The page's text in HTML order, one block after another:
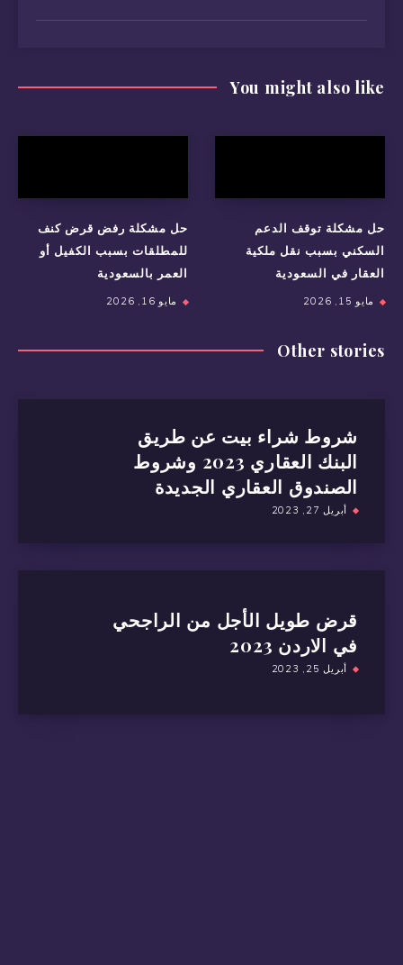
You might also like
حل مشكلة رفض قرض كنف
للمطلقات بسبب الكفيل أو
العمر بالسعودية
مايو 16, 2026
حل مشكلة توقف الدعم
السكني بسبب نقل ملكية
العقار في السعودية
مايو 15, 2026
Other stories
شروط شراء بيت عن طريق
البنك العقاري 2023 وشروط
الصندوق العقاري الجديدة
أبريل 27, 2023
قرض طويل الأجل من الراجحي
في الاردن 2023
أبريل 25, 2023